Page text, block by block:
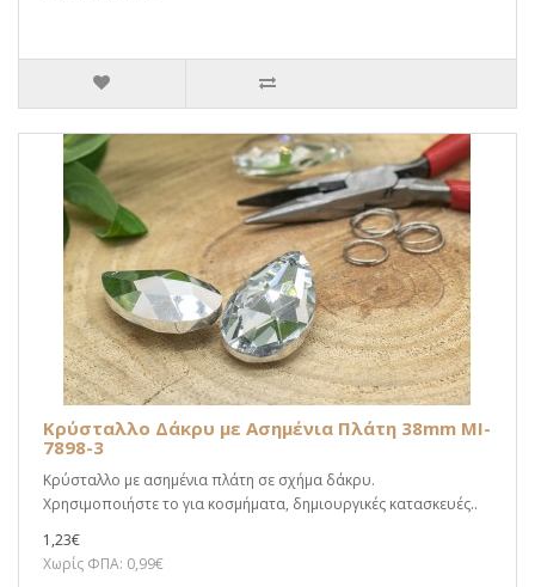
Κρύσταλλο Δάκρυ με Ασημένια Πλάτη 38mm MI-
7898-3
Κρύσταλλο με ασημένια πλάτη σε σχήμα δάκρυ.
Χρησιμοποιήστε το για κοσμήματα, δημιουργικές κατασκευές..
1,23€
Χωρίς ΦΠΑ: 0,99€